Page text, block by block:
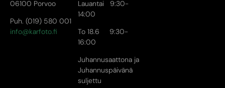
06100 Porvoo
Puh. (019) 580 001
info@karfoto.fi
Lauantai 9:30-
14:00
To 18.6 9:30-
16:00
Juhannusaattona ja
Juhannuspäivänä
suljettu